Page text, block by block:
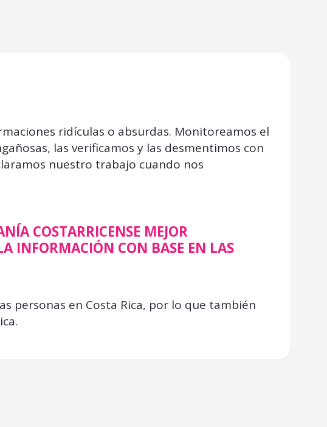
ridículas o absurdas. Monitoreamos el
las verificamos y las desmentimos con
nuestro trabajo cuando nos
COSTARRICENSE MEJOR
INFORMACIÓN CON BASE EN LAS
personas en Costa Rica, por lo que también